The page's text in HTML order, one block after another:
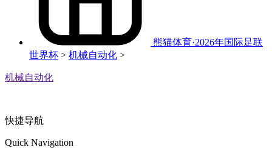
熊猫体育·2026年国际足联
世界杯 > 机械自动化 >
机械自动化
快捷导航
Quick Navigation